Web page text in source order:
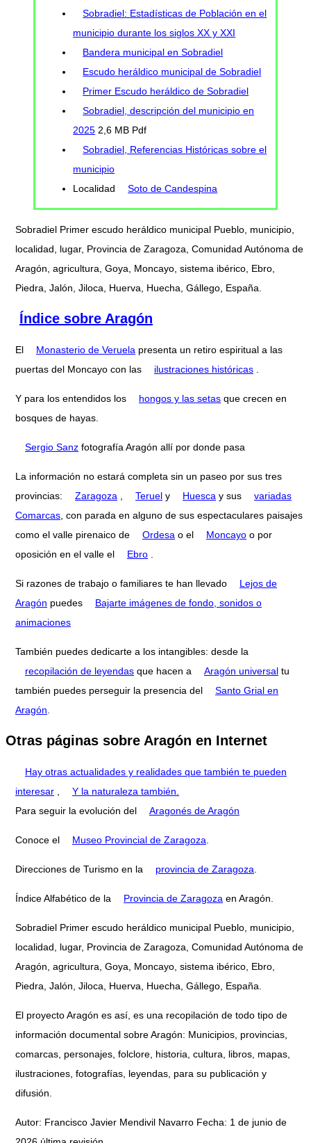
Sobradiel: Estadísticas de Población en el
municipio durante los siglos XX y XXI
Bandera municipal en Sobradiel
Escudo heráldico municipal de Sobradiel
Primer Escudo heráldico de Sobradiel
Sobradiel, descripción del municipio en
2025 2,6 MB Pdf
Sobradiel, Referencias Históricas sobre el
municipio
Localidad
Soto de Candespina
Sobradiel Primer escudo heráldico municipal Pueblo, municipio,
localidad, lugar, Provincia de Zaragoza, Comunidad Autónoma de
Aragón, agricultura, Goya, Moncayo, sistema ibérico, Ebro,
Piedra, Jalón, Jiloca, Huerva, Huecha, Gállego, España.
Índice sobre Aragón
El Monasterio de Veruela presenta un retiro espiritual a las
puertas del Moncayo con las
ilustraciones históricas
Y para los entendidos los hongos y las setas que crecen en
bosques de hayas.
Sergio Sanz fotografía Aragón allí por donde pasa
La información no estará completa sin un paseo por sus tres
provincias:
Zaragoza Teruel y Huesca y sus
variadas
Comarcas , con parada en alguno de sus espectaculares paisajes
como el valle pirenaico de
Ordesa o el Moncayo o por
oposición en el valle el
Ebro
Si razones de trabajo o familiares te han llevado
Lejos de
Aragón puedes
Bajarte imágenes de fondo, sonidos o
animaciones
También puedes dedicarte a los intangibles: desde la
recopilación de leyendas que hacen a Aragón universal tu
también puedes perseguir la presencia del
Santo Grial en
Aragón
Otras páginas sobre Aragón en Internet
Hay otras actualidades y realidades que también te pueden
interesar
Y la naturaleza también.
Para seguir la evolución del
Aragonés de Aragón
Conoce el Museo Provincial de Zaragoza
Direcciones de Turismo en la provincia de Zaragoza
Índice Alfabético de la Provincia de Zaragoza en Aragón.
Sobradiel Primer escudo heráldico municipal Pueblo, municipio,
localidad, lugar, Provincia de Zaragoza, Comunidad Autónoma de
Aragón, agricultura, Goya, Moncayo, sistema ibérico, Ebro,
Piedra, Jalón, Jiloca, Huerva, Huecha, Gállego, España.
El proyecto Aragón es así, es una recopilación de todo tipo de
información documental sobre Aragón: Municipios, provincias,
comarcas, personajes, folclore, historia, cultura, libros, mapas,
ilustraciones, fotografías, leyendas, para su publicación y
difusión.
Autor: Francisco Javier Mendivil Navarro Fecha: 1 de junio de